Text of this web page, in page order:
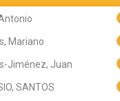
Mariano
Jiménez, Juan
SANTOS